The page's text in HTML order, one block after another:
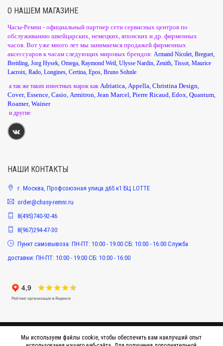
О НАШЕМ МАГАЗИНЕ
Часы-Ремни - официальный партнер сети сервисных центров по
обслуживанию швейцарских, немецких, японских и др. фирменных
часов. Вот уже много лет мы занимаемся продажей фирменных
аксессуаров к часам следующих мировых брендов: Armand Nicolet Breguet
Breitling Jorg Hysek Omega Raymond Weil Ulysse Nardin Zenith Tissot Maurice
Lacroix Rado Longines Certina Epos Bruno Sohnle
а так же таких известных марок как Adriatica Appella Christina Design
Cover, Essence Casio Armitron Jean Marcel Pierre Ricaud Edox Quantum
Roamer, Wainer
и другие
НАШИ КОНТАКТЫ
г. Москва, Профсоюзная улица д65 к1 БЦ LOTTE
order@chasy-remni.ru
8(495)740-92-46
8(967)294-47-30
Пункт самовывоза: ПН-ПТ: 10:00 - 19:00 СБ: 10:00 - 16:00 Служба
доставки: ПН-ПТ: 10:00 - 19:00 СБ: 10:00 - 16:00
Мы используем файлы cookie, чтобы обеспечить вам наилучший опыт